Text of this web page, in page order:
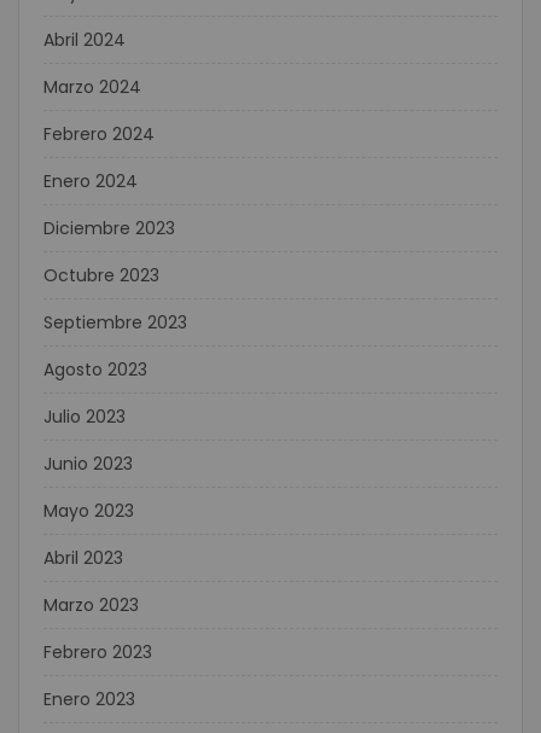
Abril 2024
Marzo 2024
Febrero 2024
Enero 2024
Diciembre 2023
Octubre 2023
Septiembre 2023
Agosto 2023
Julio 2023
Junio 2023
Mayo 2023
Abril 2023
Marzo 2023
Febrero 2023
Enero 2023